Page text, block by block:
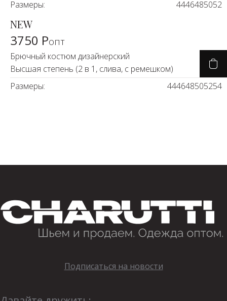
Размеры:
4446485052
NEW
3750 Ропт
Брючный костюм дизайнерский
Высшая степень (2 в 1, слива, с ремешком)
Размеры:
444648505254
Подписаться на новости